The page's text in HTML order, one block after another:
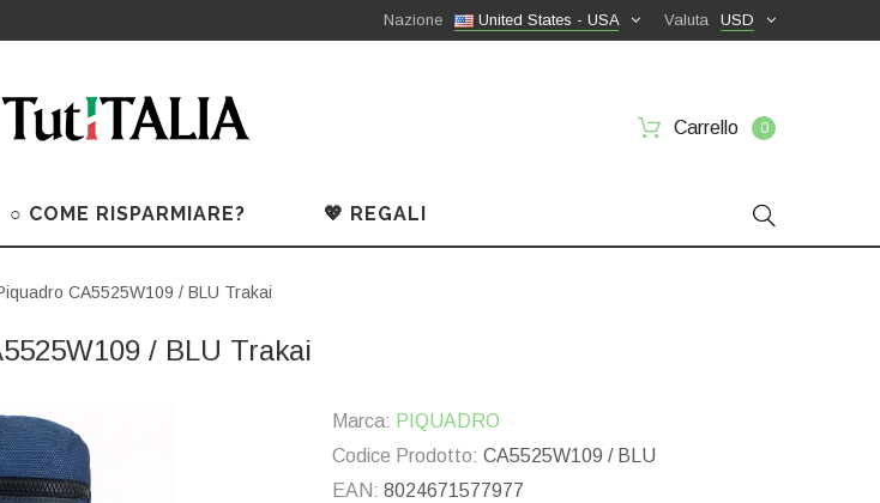
USD
Valuta
United States - USA
Nazione
Carrello 0
○ COME RISPARMIARE? 💖 REGALI
CA5525W109 / BLU Trakai
/ BLU Trakai
Marca: PIQUADRO
Codice Prodotto: CA5525W109 / BLU
EAN: 8024671577977